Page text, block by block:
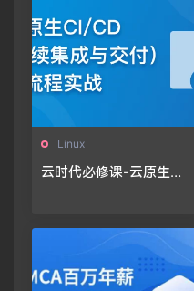
Linux
云时代必修课-云原生C